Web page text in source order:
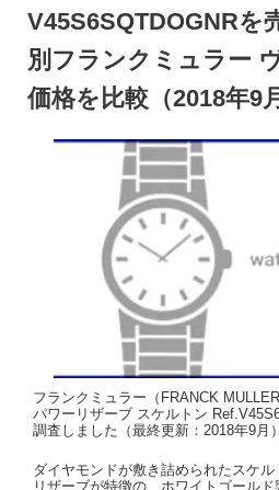
V45S6SQTDOGNRを
別フランクミュラー
価格を比較（2018年9
フランクミュラー（FRANCK
パワーリザーブ スケルトン
調査しました（最終更新：2018年9月
ダイヤモンドが敷き詰められたスケ
リザーブが特徴の、ホワイトゴール